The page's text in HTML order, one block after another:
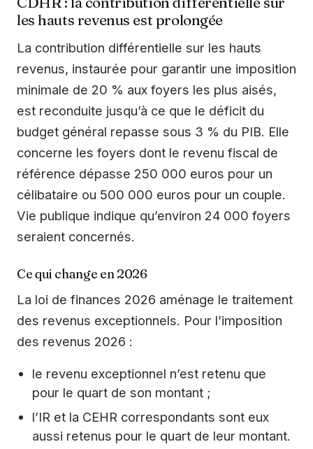
les hauts revenus est prolongée
La contribution différentielle sur les hauts
revenus, instaurée pour garantir une imposition
minimale de 20 % aux foyers les plus aisés,
est reconduite jusqu’à ce que le déficit du
budget général repasse sous 3 % du PIB. Elle
concerne les foyers dont le revenu fiscal de
référence dépasse 250 000 euros pour un
célibataire ou 500 000 euros pour un couple.
Vie publique indique qu’environ 24 000 foyers
seraient concernés.
Ce qui change en 2026
La loi de finances 2026 aménage le traitement
des revenus exceptionnels. Pour l’imposition
des revenus 2026 :
le revenu exceptionnel n’est retenu que
pour le quart de son montant ;
l’IR et la CEHR correspondants sont eux
aussi retenus pour le quart de leur montant.